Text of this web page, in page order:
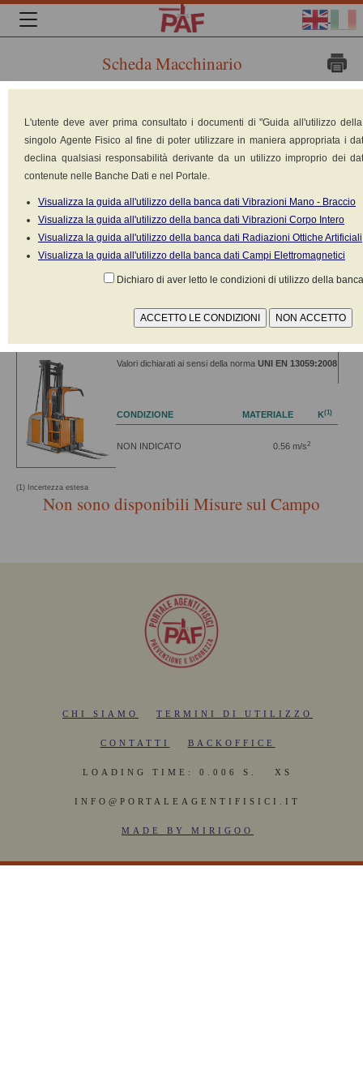
Scheda Macchinario
JUNGHEINRICH
Modello: ETX 513-515
Tipologia: Carrello elevatore
commissionatore
Peso: 6540 kg
Potenza: 7 kW
Alimentazione: Batteria 12V-36V
NOTE: Portata 1300 Kg
Valori dichiarati ai sensi della norma UNI EN 13059:2008
CONDIZIONE MATERIALE K(1)
NON INDICATO 0.56 m/s2
(1) Incertezza estesa
Non sono disponibili Misure sul Campo
CHI SIAMO TERMINI DI UTILIZZO
CONTATTI BACKOFFICE
LOADING TIME: 0.006 S. XS
INFO@PORTALEAGENTIFISICI.IT
MADE BY MIRIGOO
L'utente deve aver prima consultato i documenti di "Guida all'utilizzo
singolo Agente Fisico al fine di poter utilizzare in maniera appropriata i
declina qualsiasi responsabilità derivante da un utilizzo improprio dei
contenute nelle Banche Dati e nel Portale.
Visualizza la guida all'utilizzo della banca dati Vibrazioni Mano - Braccio
Visualizza la guida all'utilizzo della banca dati Vibrazioni Corpo Intero
Visualizza la guida all'utilizzo della banca dati Radiazioni Ottiche Artificiali
Visualizza la guida all'utilizzo della banca dati Campi Elettromagnetici
Dichiaro di aver letto le condizioni di utilizzo della